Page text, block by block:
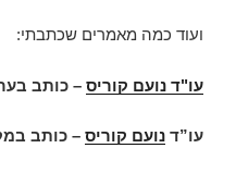
ועוד כמה מאמרים שכתבתי:
עו"ד נועם קוריס – כותב בערוץ
עו”ד נועם קוריס – כותב